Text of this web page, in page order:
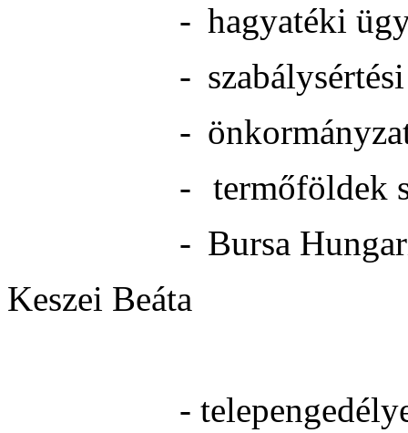
- hagyatéki
-
-
- termőföldek
- Bursa
Keszei Beáta -
-